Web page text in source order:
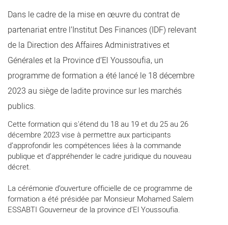
Dans le cadre de la mise en œuvre du contrat de
partenariat entre l’Institut Des Finances (IDF) relevant
de la Direction des Affaires Administratives et
Générales et la Province d’El Youssoufia, un
programme de formation a été lancé le 18 décembre
2023 au siège de ladite province sur les marchés
publics.
Cette formation qui s'étend du 18 au 19 et du 25 au 26
décembre 2023 vise à permettre aux participants
d’approfondir les compétences liées à la commande
publique et d’appréhender le cadre juridique du nouveau
décret.
La cérémonie d’ouverture officielle de ce programme de
formation a été présidée par Monsieur Mohamed Salem
ESSABTI Gouverneur de la province d’El Youssoufia.